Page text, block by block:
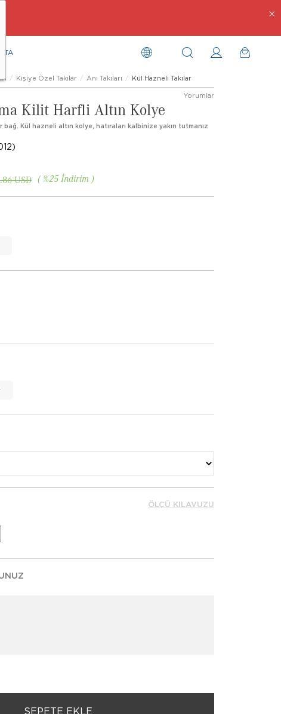
Kişiye Özel Takılar Anı Takıları Kül Hazneli Takılar
Kilit Harfli Altın Kolye
Yorumlar
bağ. Kül hazneli altın kolye, hatıraları kalbinize yakın tutmanız
%25 İndirim
USD
ÖLÇÜ KILAVUZU